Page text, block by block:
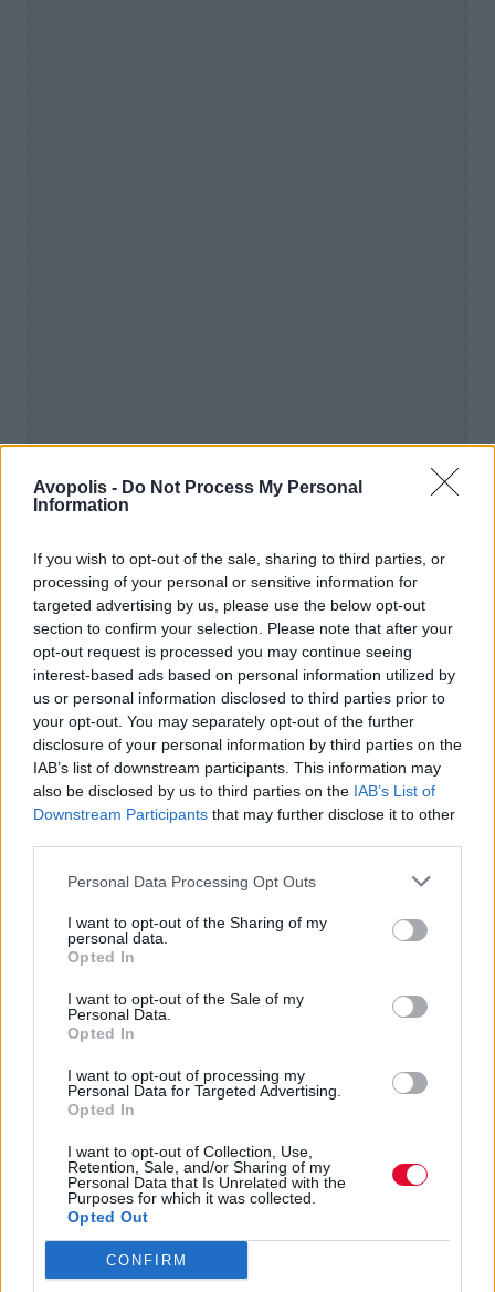
Avopolis - Do Not Process My Personal
Information
If you wish to opt-out of the sale, sharing to third parties, or
processing of your personal or sensitive information for
targeted advertising by us, please use the below opt-out
section to confirm your selection. Please note that after your
opt-out request is processed you may continue seeing
interest-based ads based on personal information utilized by
us or personal information disclosed to third parties prior to
your opt-out. You may separately opt-out of the further
disclosure of your personal information by third parties on the
IAB’s list of downstream participants. This information may
also be disclosed by us to third parties on the IAB’s List of
Downstream Participants that may further disclose it to other
Personal Data Processing Opt Outs
I want to opt-out of the Sharing of my
personal data.
Opted In
I want to opt-out of the Sale of my
Personal Data.
Opted In
I want to opt-out of processing my
Personal Data for Targeted Advertising.
Opted In
I want to opt-out of Collection, Use,
Retention, Sale, and/or Sharing of my
Personal Data that Is Unrelated with the
Purposes for which it was collected.
Opted Out
CONFIRM
Η πλήρης λίστα των υπογραφόντων
δημοσιεύεταιεδώ.
Previous Article Next Article
Ακολούθησε το Avopolis Network στο
Google News
MOOD OF THE DAY
Ποτέ δεν είναι αργά,
στα 88 αρνείται να το βάλει κάτω
και κυκλοφορεί το 1ο του